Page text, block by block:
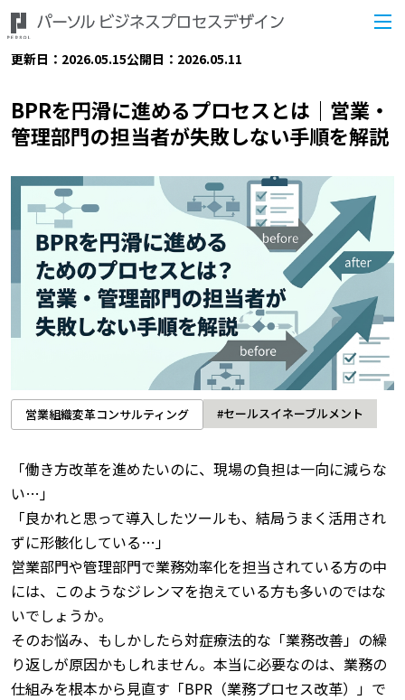
更新日：2026.05.15公開日：2026.05.11
BPRを円滑に進めるプロセスとは｜営業・
管理部門の担当者が失敗しない手順を解説
営業組織変革コンサルティング #セールスイネーブルメント
「働き方改革を進めたいのに、現場の負担は一向に減らな
い…」
「良かれと思って導入したツールも、結局うまく活用され
ずに形骸化している…」
営業部門や管理部門で業務効率化を担当されている方の中
には、このようなジレンマを抱えている方も多いのではな
いでしょうか。
そのお悩み、もしかしたら対症療法的な「業務改善」の繰
り返しが原因かもしれません。本当に必要なのは、業務の
仕組みを根本から見直す「BPR（業務プロセス改革）」で